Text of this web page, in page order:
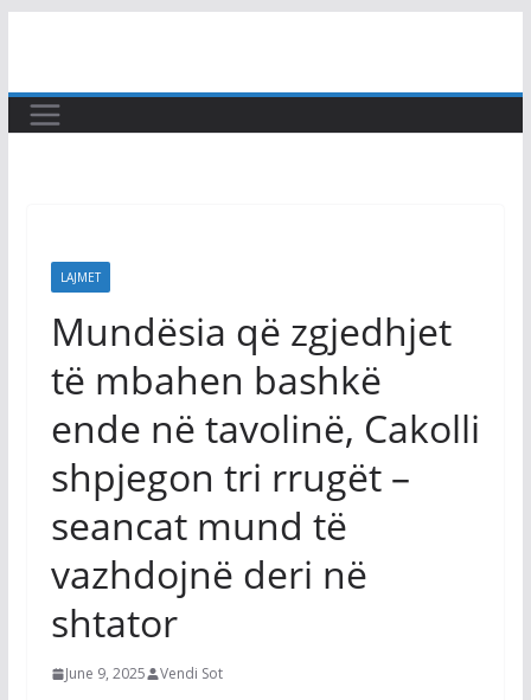
content
LAJMET
Mundësia që zgjedhjet
të mbahen bashkë
ende në tavolinë, Cakolli
shpjegon tri rrugët –
seancat mund të
vazhdojnë deri në
shtator
June 9, 2025 Vendi Sot